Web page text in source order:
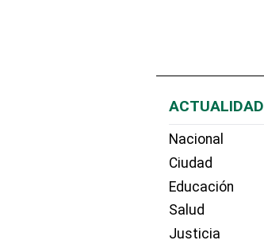
ACTUALIDAD
Nacional
Ciudad
Educación
Salud
Justicia